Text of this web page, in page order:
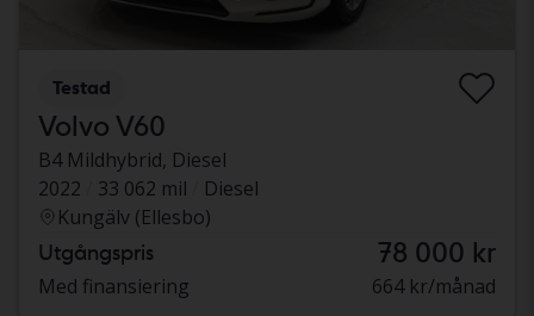
Testad
Volvo V60
B4 Mildhybrid, Diesel
2022
33 062 mil
Diesel
Kungälv (Ellesbo)
Utgångspris 78 000 kr
Med finansiering 664 kr/månad